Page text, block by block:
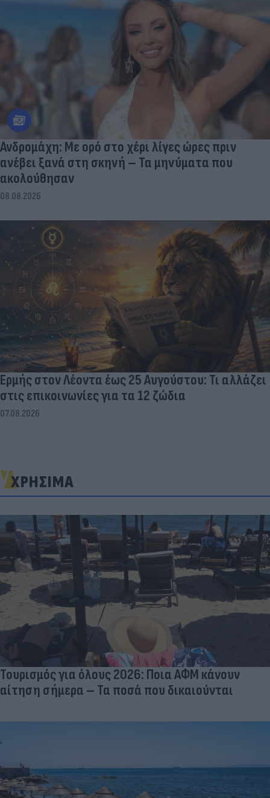
Ανδρομάχη: Με ορό στο χέρι λίγες ώρες πριν
ανέβει ξανά στη σκηνή – Τα μηνύματα που
ακολούθησαν
08.08.2026
Ερμής στον Λέοντα έως 25 Αυγούστου: Τι αλλάζει
στις επικοινωνίες για τα 12 ζώδια
07.08.2026
ΧΡΗΣΙΜΑ
Τουρισμός για όλους 2026: Ποια ΑΦΜ κάνουν
αίτηση σήμερα – Τα ποσά που δικαιούνται